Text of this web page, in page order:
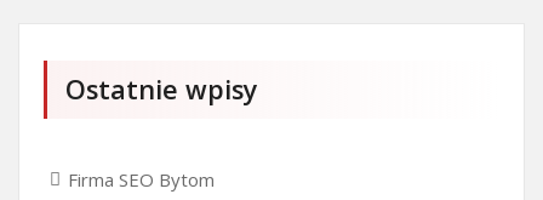
Ostatnie wpisy
Firma SEO Bytom